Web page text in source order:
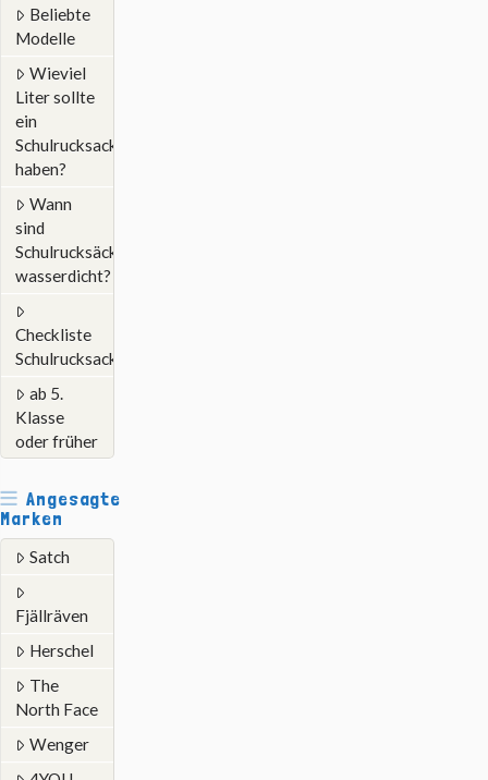
Beliebte
Modelle
Wieviel
Liter sollte
ein
Schulrucksack
haben?
Wann
sind
Schulrucksäcke
wasserdicht?
Checkliste
Schulrucksack
ab 5.
Klasse
oder früher
Angesagte
Marken
Satch
Fjällräven
Herschel
The
North Face
Wenger